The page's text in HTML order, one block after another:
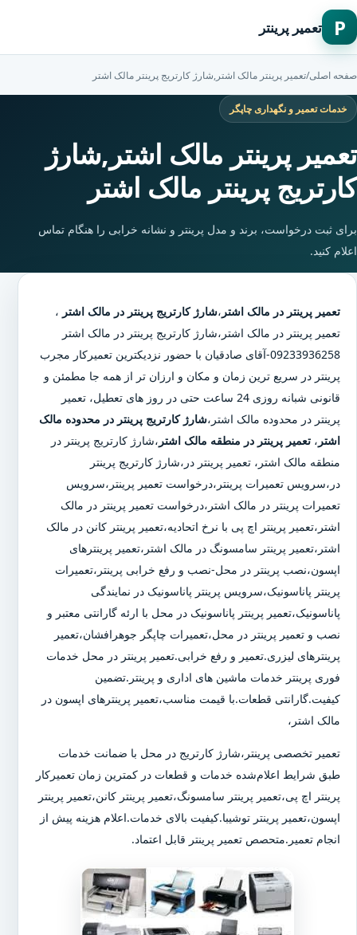
P تعمیر پرینتر
صفحه اصلی/تعمیر پرینتر مالک اشتر,شارژ کارتریج پرینتر مالک اشتر
خدمات تعمیر و نگهداری چاپگر
تعمیر پرینتر مالک اشتر,شارژ
کارتریج پرینتر مالک اشتر
برای ثبت درخواست، برند و مدل پرینتر و نشانه خرابی را هنگام تماس
اعلام کنید.
تعمیر پرینتر در مالک اشتر ،شارژ کارتریج پرینتر در مالک اشتر ،
تعمیر پرینتر در مالک اشتر ،شارژ کارتریج پرینتر در مالک اشتر
09233936258-آقای صادقیان با حضور نزدیکترین تعمیرکار مجرب
پرینتر در سریع ترین زمان و مکان و ارزان تر از همه جا مطمئن و
قانونی شبانه روزی 24 ساعت حتی در روز های تعطیل، تعمیر
پرینتر در محدوده مالک اشتر،شارژ کارتریج پرینتر در محدوده مالک
اشتر ، تعمیر پرینتر در منطقه مالک اشتر ،شارژ کارتریج پرینتر در
منطقه مالک اشتر، تعمیر پرینتر در،شارژ کارتریج پرینتر
در،سرویس تعمیرات پرینتر،درخواست تعمیر پرینتر،سرویس
تعمیرات پرینتر در مالک اشتر،درخواست تعمیر پرینتر در مالک
اشتر،تعمیر پرینتر اچ پی با نرخ اتحادیه،تعمیر پرینتر کانن در مالک
اشتر،تعمیر پرینتر سامسونگ در مالک اشتر،تعمیر پرینترهای
اپسون،نصب پرینتر در محل-نصب و رفع خرابی پرینتر،تعمیرات
پرینتر پاناسونیک،سرویس پرینتر پاناسونیک در نمایندگی
پاناسونیک،تعمیر پرینتر پاناسونیک در محل با ارئه گارانتی معتبر و
نصب و تعمیر پرینتر در محل،تعمیرات چاپگر جوهرافشان،تعمیر
پرینترهای لیزری.تعمیر و رفع خرابی.تعمیر پرینتر در محل خدمات
فوری پرینتر خدمات ماشین های اداری و پرینتر.تضمین
کیفیت.گارانتی قطعات.با قیمت مناسب،تعمیر پرینترهای اپسون در
مالک اشتر،
تعمیر تخصصی پرینتر،شارژ کارتریج در محل با ضمانت خدمات
طبق شرایط اعلام‌شده خدمات و قطعات در کمترین زمان تعمیرکار
پرینتر اچ پی،تعمیر پرینتر سامسونگ،تعمیر پرینتر کانن،تعمیر پرینتر
اپسون،تعمیر پرینتر توشیبا.کیفیت بالای خدمات.اعلام هزینه پیش از
انجام تعمیر.متحصص تعمیر پرینتر قابل اعتماد.